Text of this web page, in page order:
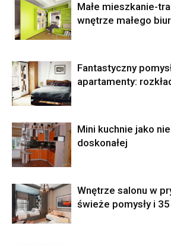
Małe mieszkanie-
wnętrze małego
Fantastyczny
apartamenty:
Mini kuchnie jako
doskonałej
Wnętrze salonu w
świeże pomysły i